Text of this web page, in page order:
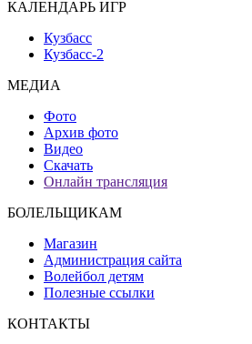
КАЛЕНДАРЬ ИГР
Кузбасс
Кузбасс-2
МЕДИА
Фото
Архив фото
Видео
Скачать
Онлайн трансляция
БОЛЕЛЬЩИКАМ
Магазин
Администрация сайта
Волейбол детям
Полезные ссылки
КОНТАКТЫ